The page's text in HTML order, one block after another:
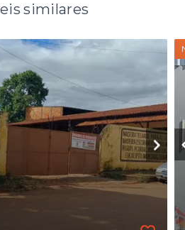
similares